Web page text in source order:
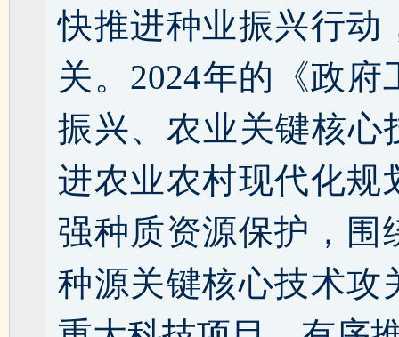
快推进种业振兴行动
关。2024年的《政
振兴、农业关键核心
进农业农村现代化规
强种质资源保护，围
种源关键核心技术攻